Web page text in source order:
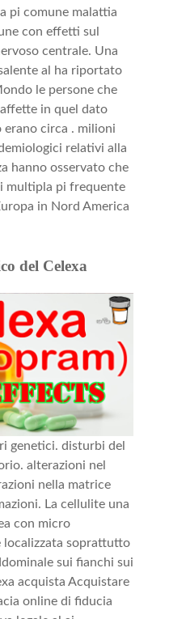
pi comune malattia
con effetti sul
centrale. Una
al ha riportato
le persone che
in quel dato
erano circa . milioni
relativi alla
hanno osservato che
multipla pi frequente
in Nord America
del Celexa
genetici. disturbi del
alterazioni nel
nella matrice
La cellulite una
con micro
localizzata soprattutto
sui fianchi sui
acquista Acquistare
online di fiducia